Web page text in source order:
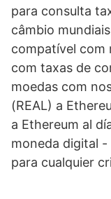
para consulta
câmbio
compatível com
com taxas de
moedas com
(REAL) a
a Ethereum al
moneda digital
para cualquier